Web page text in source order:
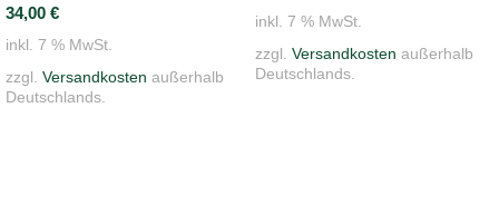
34,00 €
inkl. 7 % MwSt.
zzgl. Versandkosten außerhalb
Deutschlands.
inkl. 7 % MwSt.
zzgl. Versandkosten außerhalb
Deutschlands.